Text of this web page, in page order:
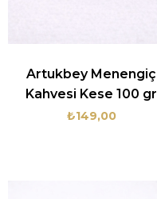
Artukbey Menengiç
Kahvesi Kese 100 gr
₺149,00